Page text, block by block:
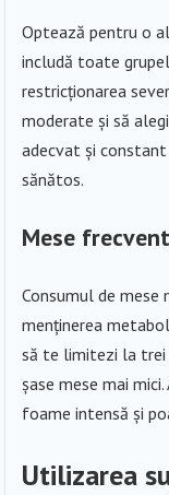
Optează pentru o
includă toate
restricționarea
moderate și să
adecvat și
sănătos.
Mese
Consumul de
menținerea
să te limitezi la trei
șase mese mai
foame intensă și
Utilizarea